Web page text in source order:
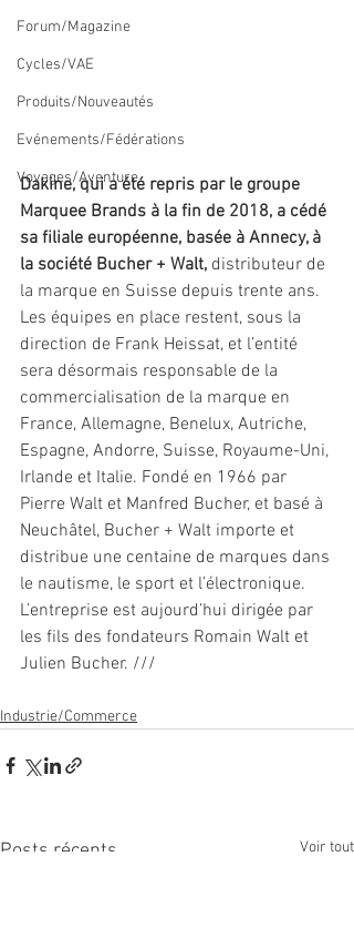
Forum/Magazine
Cycles/VAE
Produits/Nouveautés
Evénements/Fédérations
Voyages/Aventure
Dakine, qui a été repris par le groupe
Marquee Brands à la fin de 2018, a cédé
sa filiale européenne, basée à Annecy, à
la société Bucher + Walt, distributeur de
la marque en Suisse depuis trente ans.
Les équipes en place restent, sous la
direction de Frank Heissat, et l’entité
sera désormais responsable de la
commercialisation de la marque en
France, Allemagne, Benelux, Autriche,
Espagne, Andorre, Suisse, Royaume-Uni,
Irlande et Italie. Fondé en 1966 par
Pierre Walt et Manfred Bucher, et basé à
Neuchâtel, Bucher + Walt importe et
distribue une centaine de marques dans
le nautisme, le sport et l’électronique.
L’entreprise est aujourd’hui dirigée par
les fils des fondateurs Romain Walt et
Julien Bucher. ///
Industrie/Commerce
Posts récents Voir tout